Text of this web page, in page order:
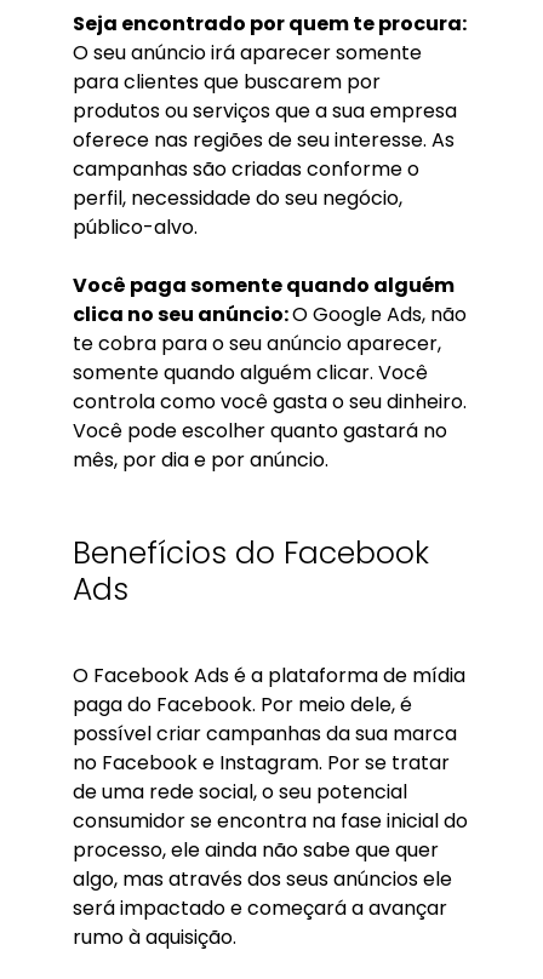
Seja encontrado por quem te procura:
O seu anúncio irá aparecer somente
para clientes que buscarem por
produtos ou serviços que a sua empresa
oferece nas regiões de seu interesse. As
campanhas são criadas conforme o
perfil, necessidade do seu negócio,
público-alvo.
Você paga somente quando alguém
clica no seu anúncio:O Google Ads, não
te cobra para o seu anúncio aparecer,
somente quando alguém clicar. Você
controla como você gasta o seu dinheiro.
Você pode escolher quanto gastará no
mês, por dia e por anúncio.
Benefícios do Facebook
Ads
O Facebook Ads é a plataforma de mídia
paga do Facebook. Por meio dele, é
possível criar campanhas da sua marca
no Facebook e Instagram. Por se tratar
de uma rede social, o seu potencial
consumidor se encontra na fase inicial do
processo, ele ainda não sabe que quer
algo, mas através dos seus anúncios ele
será impactado e começará a avançar
rumo à aquisição.